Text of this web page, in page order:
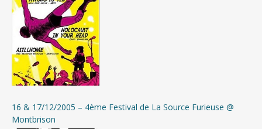
16 & 17/12/2005 – 4ème Festival de La Source Furieuse @
Montbrison